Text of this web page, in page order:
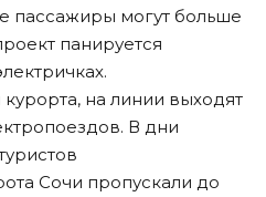
пассажиры могут больше
панируется
на линии выходят
В дни
Сочи пропускали до